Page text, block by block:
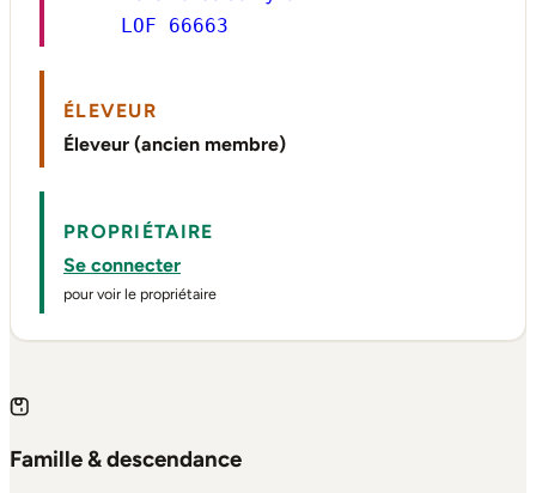
LOF 66663
ÉLEVEUR
Éleveur (ancien membre)
PROPRIÉTAIRE
Se connecter
pour voir le propriétaire
Famille & descendance